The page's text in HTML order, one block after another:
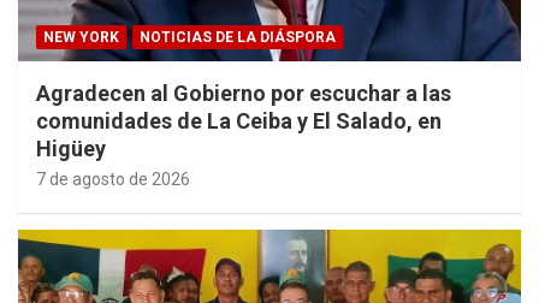
NEW YORK NOTICIAS DE LA DIÁSPORA
Agradecen al Gobierno por escuchar a las
comunidades de La Ceiba y El Salado, en
Higüey
7 de agosto de 2026